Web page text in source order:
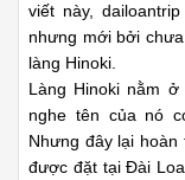
viết này,
nhưng mới bởi
làng Hinoki.
Làng Hinoki nằm
nghe tên của nó
Nhưng đây lại hoàn
được đặt tại Đài